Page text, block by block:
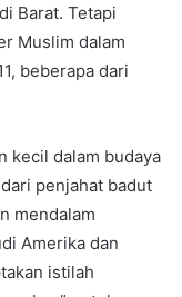
Barat. Tetapi
Muslim dalam
beberapa dari
kecil dalam budaya
penjahat badut
mendalam
Amerika dan
istilah